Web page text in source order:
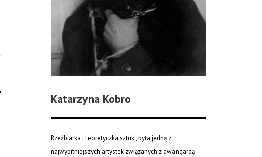
Katarzyna Kobro
Rzeźbiarka i teoretyczka sztuki, była jedną z
najwybitniejszych artystek związanych z awangardą